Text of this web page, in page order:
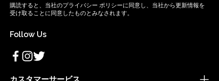
カスタマーサービス
Follow Us
購読すると、当社のプライバシー ポリシーに同意し、当社から更新情報を
受け取ることに同意したものとみなされます。